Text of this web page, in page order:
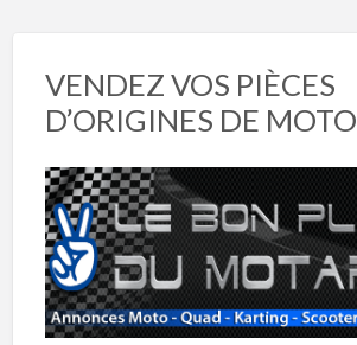
VENDEZ VOS PIÈCES
D’ORIGINES DE MOTO